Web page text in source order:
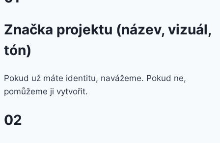
Značka projektu (název, vizuál,
tón)
Pokud už máte identitu, navážeme. Pokud ne,
pomůžeme ji vytvořit.
02